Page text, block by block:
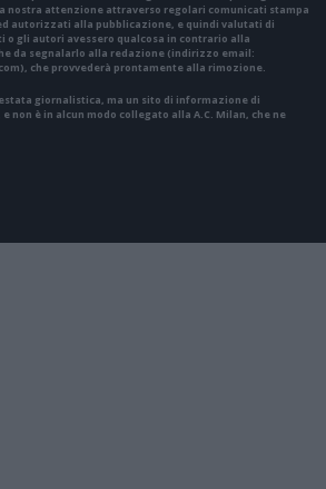
nostra attenzione attraverso regolari comunicati stampa
autorizzati alla pubblicazione, e quindi valutati di
o gli autori avessero qualcosa in contrario alla
da segnalarlo alla redazione (indirizzo email:
), che provvederà prontamente alla rimozione.
giornalistica, ma un sito di informazione di
non è in alcun modo collegato alla A.C. Milan, che ne